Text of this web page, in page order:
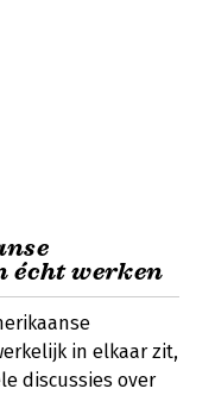
écht werken
in elkaar zit,
discussies over